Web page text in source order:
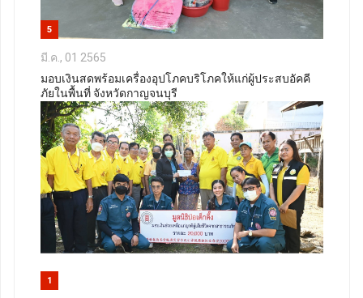
5
มี.ค., 01 2565
มอบเงินสดพร้อมเครื่องอุปโภคบริโภคให้แก่ผู้ประสบอัคคี
ภัยในพื้นที่ จังหวัดกาญจนบุรี
1